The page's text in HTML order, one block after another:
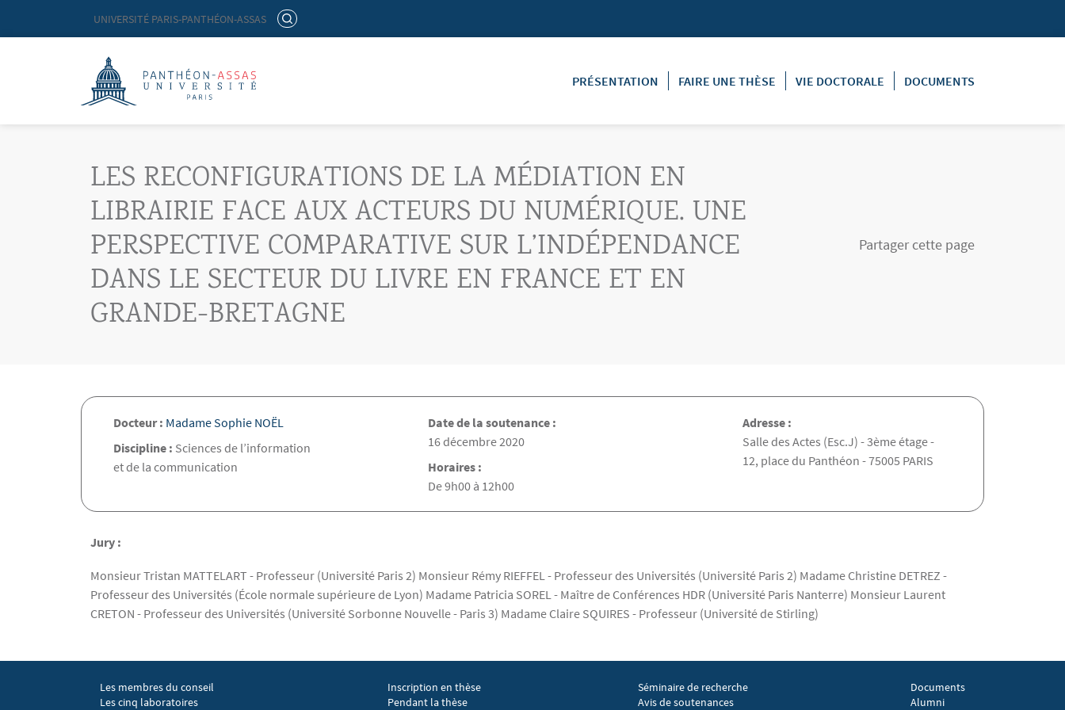
Menu liste site Custom EN
UNIVERSITÉ PARIS-PANTHÉON-ASSAS RECHERCHER
Logo
PRÉSENTATION
FAIRE UNE THÈSE VIE DOCTORALE DOCUMENTS
LES RECONFIGURATIONS DE LA MÉDIATION EN
LIBRAIRIE FACE AUX ACTEURS DU NUMÉRIQUE. UNE
PERSPECTIVE COMPARATIVE SUR L’INDÉPENDANCE
DANS LE SECTEUR DU LIVRE EN FRANCE ET EN
GRANDE-BRETAGNE
Partager cette page
Docteur : Madame Sophie NOËL
Discipline : Sciences de l’information
et de la communication
Date de la soutenance :
Date de la soutenance
16 décembre 2020
Horaires :
De 9h00 à 12h00
Adresse :
Salle des Actes (Esc.J) - 3ème étage -
12, place du Panthéon - 75005 PARIS
Jury :
Monsieur Tristan MATTELART - Professeur (Université Paris 2) Monsieur Rémy RIEFFEL - Professeur des Universités (Université Paris 2) Madame Christine DETREZ -
Professeur des Universités (École normale supérieure de Lyon) Madame Patricia SOREL - Maître de Conférences HDR (Université Paris Nanterre) Monsieur Laurent
CRETON - Professeur des Universités (Université Sorbonne Nouvelle - Paris 3) Madame Claire SQUIRES - Professeur (Université de Stirling)
Menu footer EGIC 1
Les membres du conseil
Les cinq laboratoires
Menu footer EGIC 2
Inscription en thèse
Pendant la thèse
Menu footer EGIC 3
Séminaire de recherche
Avis de soutenances
Menu footer EGIC 4
Documents
Alumni